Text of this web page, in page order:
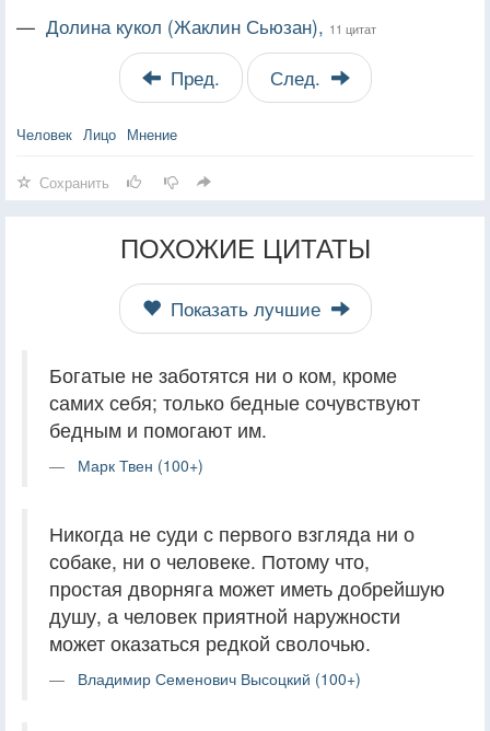
— Долина кукол (Жаклин Сьюзан), 11 цитат
Пред. След.
Человек Лицо Мнение
Сохранить
ПОХОЖИЕ ЦИТАТЫ
Показать лучшие
Богатые не заботятся ни о ком, кроме
самих себя; только бедные сочувствуют
бедным и помогают им.
Марк Твен (100+)
Никогда не суди с первого взгляда ни о
собаке, ни о человеке. Потому что,
простая дворняга может иметь добрейшую
душу, а человек приятной наружности
может оказаться редкой сволочью.
Владимир Семенович Высоцкий (100+)